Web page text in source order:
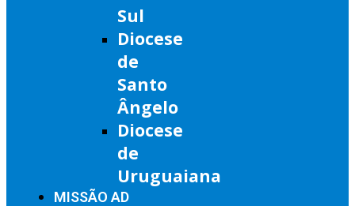
Sul
Diocese
de
Santo
Ângelo
Diocese
de
Uruguaiana
MISSÃO AD